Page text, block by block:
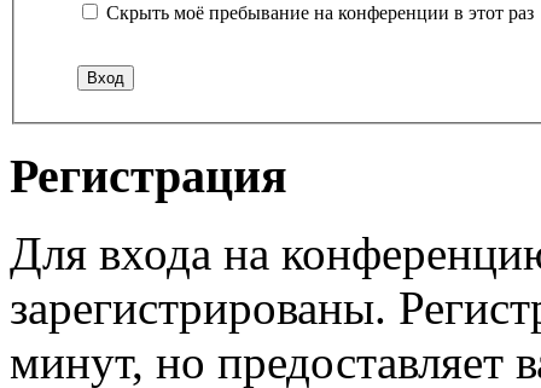
Скрыть моё пребывание на конференции в этот раз
Регистрация
Для входа на
зарегистрированы.
минут, но предоставляет